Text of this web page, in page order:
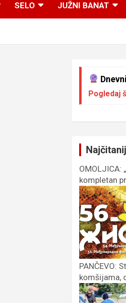
SELO JUŽNI BANAT
Pogledaj
OMOLJICA:
kompletan
PANČEVO:
komšijama,